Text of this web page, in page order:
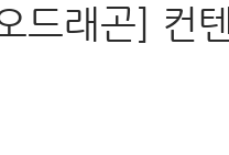
드래곤] 컨